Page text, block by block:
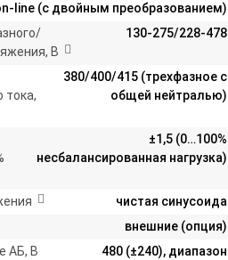
line (с двойным преобразованием)
В
130-275/228-478
тока,
380/400/415 (трехфазное с
общей нейтралью)
±1,5 (0…100%
несбалансированная нагрузка)
чистая синусоида
внешние (опция)
АБ, В
480 (±240), диапазон